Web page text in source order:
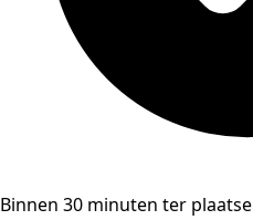
Binnen 30 minuten ter plaatse